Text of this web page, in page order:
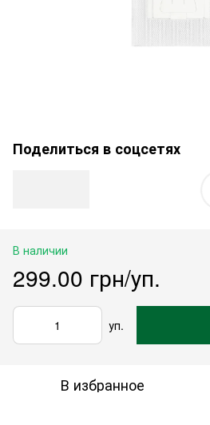
Поделиться в соцсетях
В наличии
299.00 грн/уп.
уп.
В избранное